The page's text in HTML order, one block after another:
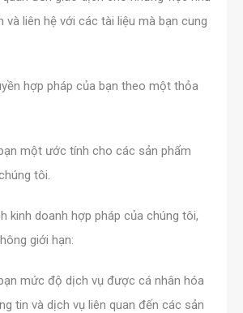
và liên hệ với các tài liệu mà bạn cung
hợp pháp của bạn theo một thỏa
một ước tính cho các sản phẩm
tôi.
kinh doanh hợp pháp của chúng tôi,
giới hạn:
mức độ dịch vụ được cá nhân hóa
tin và dịch vụ liên quan đến các sản